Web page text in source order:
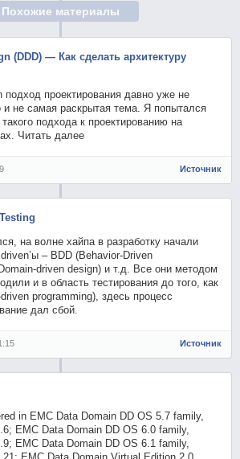
Похожие материалы
(DDD) — Как сделать архитектуру
подход проектирования давно уже не
и не самая раскрытая тема. Я попытался
подхода к проектированию на
Читать далее
Источник
на волне хайпа в разработку начали
– BDD (Behavior-Driven
driven design) и т.д. Все они методом
и в область тестирования до того, как
programming), здесь процесс
дал сбой.
Источник
in EMC Data Domain DD OS 5.7 family,
EMC Data Domain DD OS 6.0 family,
EMC Data Domain DD OS 6.1 family,